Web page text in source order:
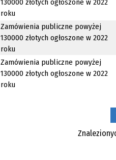
130000 złotych ogłoszone w 2022
roku
Zamówienia publiczne powyżej
130000 złotych ogłoszone w 2022
roku
Zamówienia publiczne powyżej
130000 złotych ogłoszone w 2022
roku